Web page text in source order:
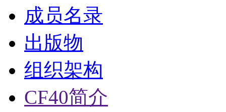
成员名录
出版物
组织架构
CF40简介